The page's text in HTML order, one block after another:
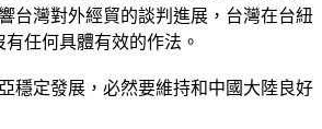
台灣對外經貿的談判進展，台灣在台紐
任何具體有效的作法。
穩定發展，必然要維持和中國大陸良好